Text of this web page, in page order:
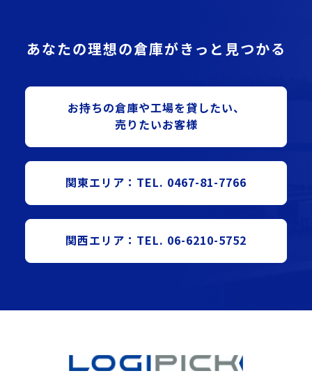
あなたの理想の倉庫がきっと見つかる
お持ちの倉庫や⼯場を貸したい、
売りたいお客様
関東エリア：TEL. 0467-81-7766
関西エリア：TEL. 06-6210-5752